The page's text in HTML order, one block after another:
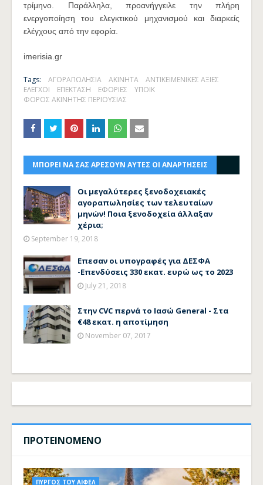
τρίμηνο. Παράλληλα, προανήγγειλε την πλήρη
ενεργοποίηση του ελεγκτικού μηχανισμού και διαρκείς
ελέγχους από την εφορία.
imerisia.gr
Tags: ΑΓΟΡΑΠΩΛΗΣΙΑ ΑΚΙΝΗΤΑ
ΑΝΤΙΚΕΙΜΕΝΙΚΕΣ ΑΞΙΕΣ
ΕΛΕΓΧΟΙ
ΕΠΕΚΤΑΣΗ ΕΦΟΡΙΕΣ
ΥΠΟΙΚ
ΦΟΡΟΣ ΑΚΙΝΗΤΗΣ ΠΕΡΙΟΥΣΙΑΣ
ΜΠΟΡΕΙ ΝΑ ΣΑΣ ΑΡΕΣΟΥΝ ΑΥΤΕΣ ΟΙ ΑΝΑΡΤΗΣΕΙΣ
Οι μεγαλύτερες ξενοδοχειακές
αγοραπωλησίες των τελευταίων
μηνών! Ποια ξενοδοχεία άλλαξαν
χέρια;
September 19, 2018
Επεσαν οι υπογραφές για ΔΕΣΦΑ
-Επενδύσεις 330 εκατ. ευρώ ως το 2023
July 21, 2018
Στην CVC περνά το Ιασώ General - Στα
€48 εκατ. η αποτίμηση
November 07, 2017
ΠΡΟΤΕΙΝΟΜΕΝΟ
ΠΥΡΓΟΣ ΤΟΥ ΑΙΦΕΛ